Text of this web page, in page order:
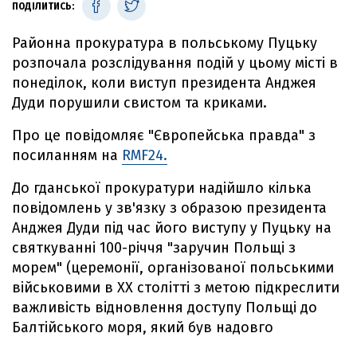
ПОДІЛИТИСЬ:
Районна прокуратура в польському Пуцьку
розпочала розслідування подій у цьому місті в
понеділок, коли виступ президента Анджея
Дуди порушили свистом та криками.
Про це повідомляє "Європейська правда" з
посиланням на RMF24.
До гданської прокуратури надійшло кілька
повідомлень у зв'язку з образою президента
Анджея Дуди під час його виступу у Пуцьку на
святкуванні 100-річчя "заручин Польщі з
морем" (церемонії, організованої польськими
військовими в XX столітті з метою підкреслити
важливість відновлення доступу Польщі до
Балтійського моря, який був надовго